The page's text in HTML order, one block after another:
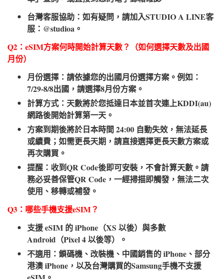
台灣客服協助：如有疑問，請加入STUDIO A LINE客
服：@studioa。
Q2：eSIM方案何時開始計算天數？（如何選擇天數及出國
月份）​
月份選擇：請依據您的出國月份選擇方案。例如：
7/29-8/8出國，請選擇8月份方案。
計算方式：天數將於您抵達日本並首次連上KDDI(au)
網路後開始計算第一天。
方案到期後將於日本時間 24:00 自動失效，無法延長
或續費；如需更長天期，請直接選擇更長天數方案或
再次購買。
提醒：收到QR Code後即可安裝，不會計算天數。請
務必妥善保管QR Code，一經掃描即觸發，無法二次
使用、移轉或補發。
Q3：哪些手機支援eSIM？​
支援 eSIM 的 iPhone（XS 以後）與多數
Android（Pixel 4 以後等）。
不適用：鎖碼機、改裝機、中國銷售的 iPhone、部分
港澳 iPhone，以及台灣購買的Samsung手機不支援